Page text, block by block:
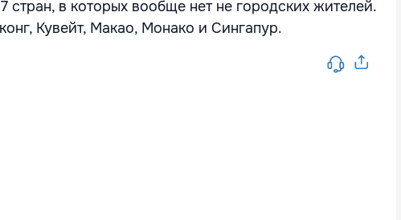
стран, в которых вообще нет не городских жителей.
Кувейт, Макао, Монако и Сингапур.